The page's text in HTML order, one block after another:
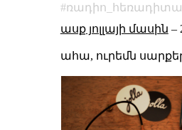
ասք յոլլայի մասին –
ահա, ուրեմն